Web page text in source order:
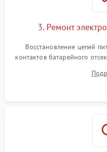
3. Ремонт
Восстановление цепей
контактов батарейного
светодиода или микросхемы
платы от коррозии и